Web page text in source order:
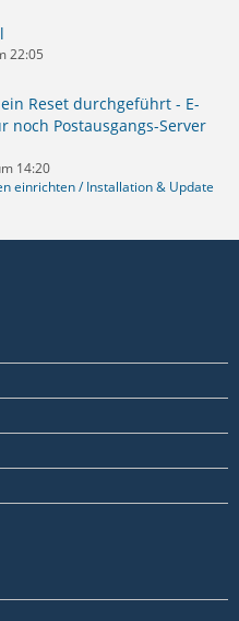
22:05
Reset durchgeführt - E-
noch Postausgangs-Server
14:20
einrichten / Installation & Update